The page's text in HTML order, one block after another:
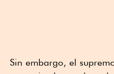
Sin embargo, el